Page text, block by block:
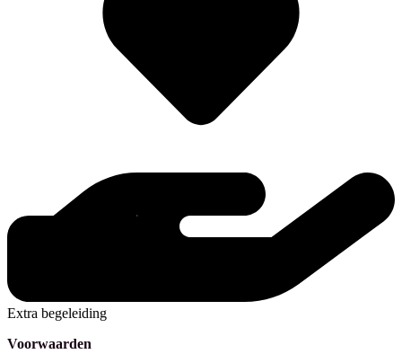
Extra begeleiding
Voorwaarden